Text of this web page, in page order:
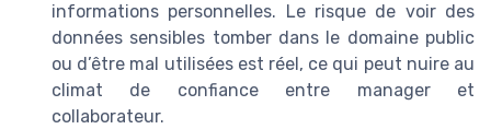
informations personnelles. Le risque de voir des
données sensibles tomber dans le domaine public
ou d’être mal utilisées est réel, ce qui peut nuire au
climat de confiance entre manager et
collaborateur.